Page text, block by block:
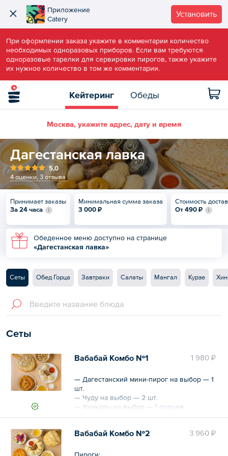
Приложение
Catery
Установить
При оформлении заказа укажите в комментарии количество
необходимых одноразовых приборов. Если вам требуются
одноразовые тарелки для сервировки пирогов, также укажите
их нужное количество в том же комментарии.
Кейтеринг Обеды
Москва, укажите адрес, дату и время
Дагестанская лавка
5,0
4 оценки, 3 отзыва
Принимает заказы
За 24 часа
Минимальная сумма заказа
3 000 ₽
Стоимость
От 490 ₽
Обеденное меню доступно на странице
«Дагестанская лавка»
Сеты Обед Горца Завтраки Салаты Мангал Курзе
Сеты
1 980 ₽
Вабабай Комбо №1
— Дагестанский мини-пирог на выбор — 1
шт.
— Чуду на выбор — 2 шт.
— Хинкалы на выбор — 1 порция
— Курзе на выбор — 1 порция
дагестанской кухни отлично подойдет для
3 960 ₽
Вабабай Комбо №2
Пироги: